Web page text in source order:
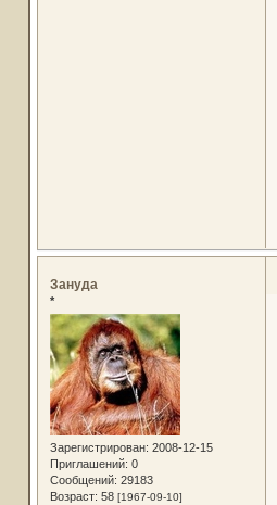
Зануда
*
Зарегистрирован: 2008-12-15
Приглашений: 0
Сообщений: 29183
Возраст: 58 [1967-09-10]